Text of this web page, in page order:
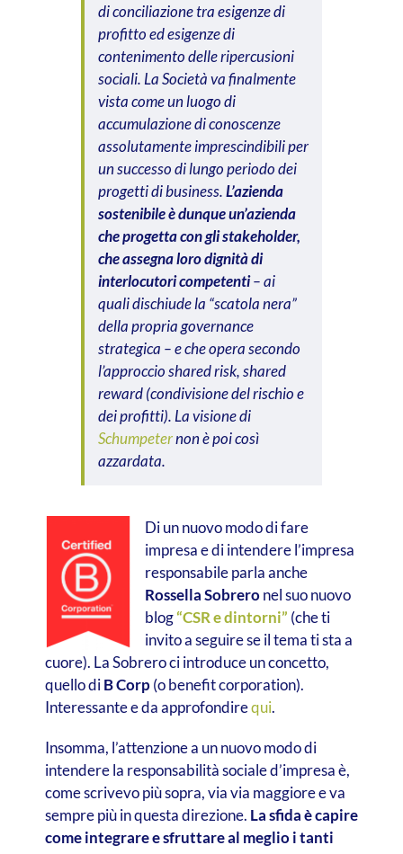
di conciliazione tra esigenze di
profitto ed esigenze di
contenimento delle ripercusioni
sociali. La Società va finalmente
vista come un luogo di
accumulazione di conoscenze
assolutamente imprescindibili per
un successo di lungo periodo dei
progetti di business.L’azienda
sostenibile è dunque un’azienda
che progetta con gli stakeholder,
che assegna loro dignità di
interlocutori competenti– ai
quali dischiude la “scatola nera”
della propria governance
strategica – e che opera secondo
l’approccioshared risk, shared
reward(condivisione del rischio e
dei profitti). La visione di
Schumpeternon è poi così
azzardata.
Di un nuovo modo di fare
impresa e di intendere l’impresa
responsabile parla anche
Rossella Sobreronel suo nuovo
blog“CSR e dintorni” (che ti
invito a seguire se il tema ti sta a
cuore). La Sobrero ci introduce un concetto,
quello diB Corp(o benefit corporation).
Interessante e da approfondirequi.
Insomma, l’attenzione a un nuovo modo di
intendere la responsabilità sociale d’impresa è,
come scrivevo più sopra, via via maggiore e va
sempre più in questa direzione. La sfida è capire
come integrare e sfruttare al meglio i tanti